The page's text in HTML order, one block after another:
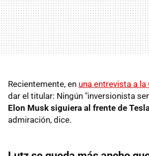
Recientemente, en una entrevista a la
dar el titular: Ningún "inversionista
Elon Musk siguiera al frente de
admiración, dice.